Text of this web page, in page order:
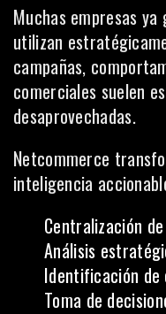
Muchas empresas
utilizan
campañas,
comerciales suelen
desaprovechadas.
Netcommerce
inteligencia
Centralización
Análisis
Identificación de
Toma de